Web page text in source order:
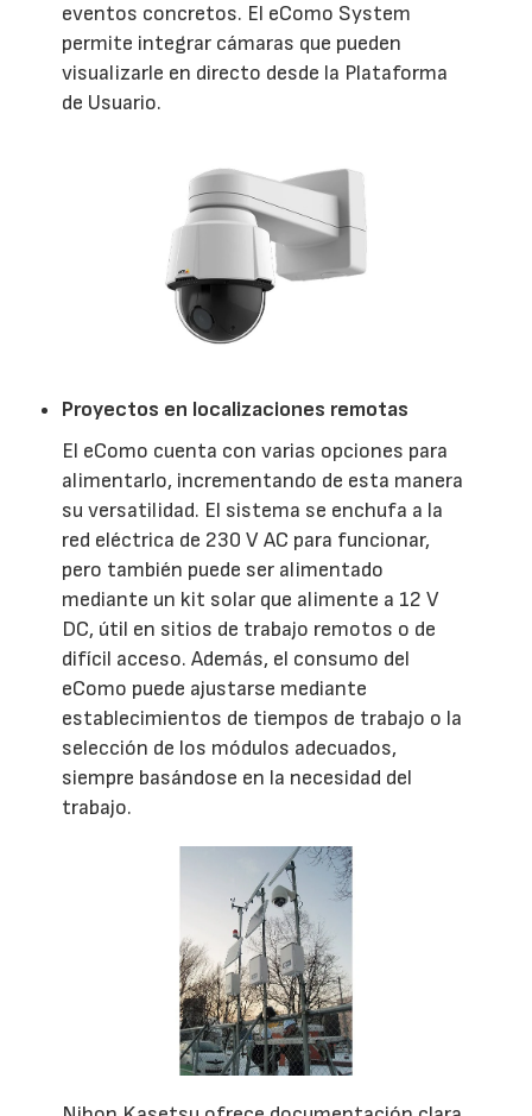
eventos concretos. El eComo System
permite integrar cámaras que pueden
visualizarle en directo desde la Plataforma
de Usuario.
Proyectos en localizaciones remotas
El eComo cuenta con varias opciones para
alimentarlo, incrementando de esta manera
su versatilidad. El sistema se enchufa a la
red eléctrica de 230 V AC para funcionar,
pero también puede ser alimentado
mediante un kit solar que alimente a 12 V
DC, útil en sitios de trabajo remotos o de
difícil acceso. Además, el consumo del
eComo puede ajustarse mediante
establecimientos de tiempos de trabajo o la
selección de los módulos adecuados,
siempre basándose en la necesidad del
trabajo.